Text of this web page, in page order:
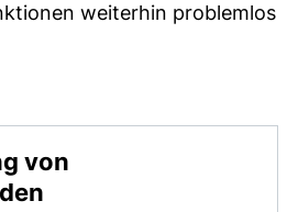
weiterhin problemlos
von